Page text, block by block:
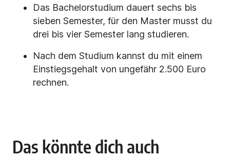
Das Bachelorstudium dauert sechs bis
sieben Semester, für den Master musst du
drei bis vier Semester lang studieren.
Nach dem Studium kannst du mit einem
Einstiegsgehalt von ungefähr 2.500 Euro
rechnen.
Das könnte dich auch